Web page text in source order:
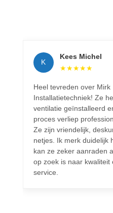
K
Kees Michel
★★★★★
Heel tevreden over Mirk
Installatietechniek! Ze
ventilatie geïnstalleerd
proces verliep
Ze zijn vriendelijk,
netjes. Ik merk duidelijk
kan ze zeker aanraden
op zoek is naar kwaliteit
service.